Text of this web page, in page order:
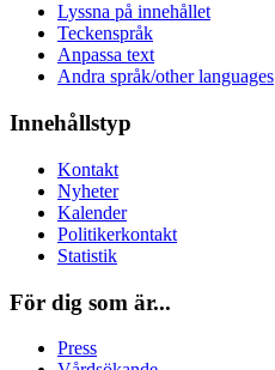
Lyssna på innehållet
Teckenspråk
Anpassa text
Andra språk/other languages
Innehållstyp
Kontakt
Nyheter
Kalender
Politikerkontakt
Statistik
För dig som är...
Press